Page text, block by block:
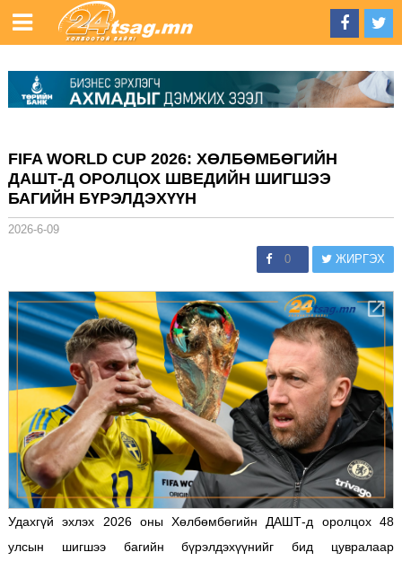
FIFA WORLD CUP 2026: ХӨЛБӨМБӨГИЙН
ДАШТ-Д ОРОЛЦОХ ШВЕДИЙН ШИГШЭЭ
БАГИЙН БҮРЭЛДЭХҮҮН
2026-6-09
0 ЖИРГЭХ
Удахгүй эхлэх 2026 оны Хөлбөмбөгийн ДАШТ-д оролцох 48
улсын шигшээ багийн бүрэлдэхүүнийг бид цувралаар